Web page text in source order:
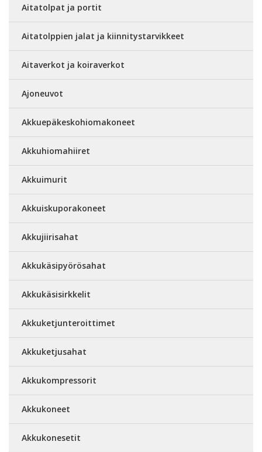
Aitatolpat ja portit
Aitatolppien jalat ja kiinnitystarvikkeet
Aitaverkot ja koiraverkot
Ajoneuvot
Akkuepäkeskohiomakoneet
Akkuhiomahiiret
Akkuimurit
Akkuiskuporakoneet
Akkujiirisahat
Akkukäsipyörösahat
Akkukäsisirkkelit
Akkuketjunteroittimet
Akkuketjusahat
Akkukompressorit
Akkukoneet
Akkukonesetit